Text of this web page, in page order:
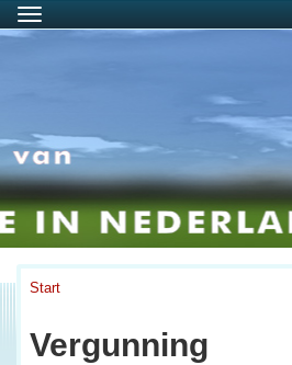
Menu
Start
Vergunning